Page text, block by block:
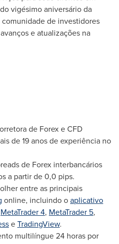
vigésimo aniversário da
de investidores
e atualizações na
de Forex e CFD
de 19 anos de experiência no
de Forex interbancários
a partir de 0,0 pips.
entre as principais
online, incluindo oaplicativo
MetaTrader 4, MetaTrader 5,
eTradingView.
multilíngue 24 horas por